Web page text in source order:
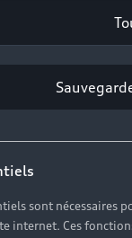
sont nécessaires
internet. Ces